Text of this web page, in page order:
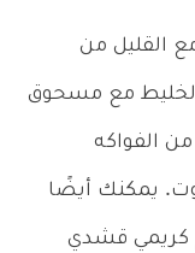
القليل من
الخليط مع مسحوق
من الفواكه
يمكنك أيضًا
كريمي قشدي